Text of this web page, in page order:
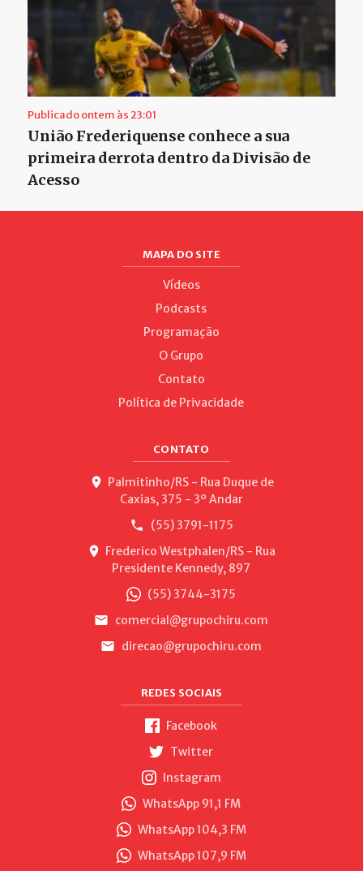
Publicado ontem às 23:01
União Frederiquense conhece a sua
primeira derrota dentro da Divisão de
Acesso
MAPA DO SITE
Vídeos
Podcasts
Programação
O Grupo
Contato
Política de Privacidade
CONTATO
Palmitinho/RS - Rua Duque de
Caxias, 375 - 3º Andar
(55) 3791-1175
Frederico Westphalen/RS - Rua
Presidente Kennedy, 897
(55) 3744-3175
comercial@grupochiru.com
direcao@grupochiru.com
REDES SOCIAIS
Facebook
Twitter
Instagram
WhatsApp 91,1 FM
WhatsApp 104,3 FM
WhatsApp 107,9 FM